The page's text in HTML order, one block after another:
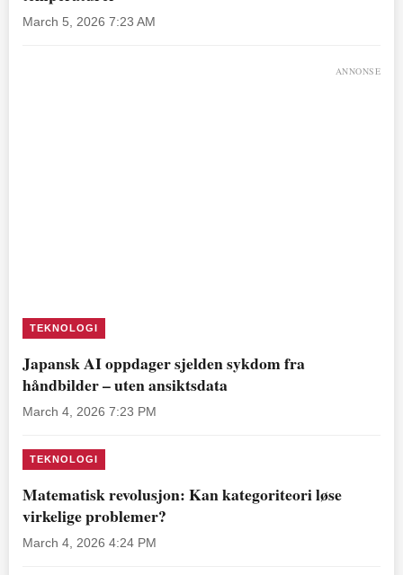
March 5, 2026 7:23 AM
ANNONSE
TEKNOLOGI
Japansk AI oppdager sjelden sykdom fra
håndbilder – uten ansiktsdata
March 4, 2026 7:23 PM
TEKNOLOGI
Matematisk revolusjon: Kan kategoriteori løse
virkelige problemer?
March 4, 2026 4:24 PM